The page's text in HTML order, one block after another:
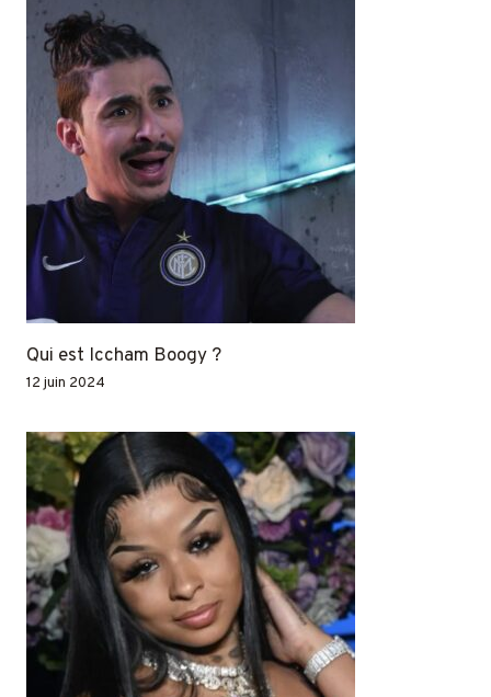
Qui est Iccham Boogy ?
12 juin 2024